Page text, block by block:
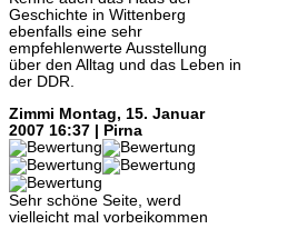
Geschichte in Wittenberg
ebenfalls eine sehr
empfehlenwerte Ausstellung
über den Alltag und das Leben in
der DDR.
Zimmi Montag, 15. Januar
2007 16:37 | Pirna
Sehr schöne Seite, werd
vielleicht mal vorbeikommen